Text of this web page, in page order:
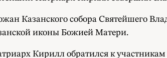
Казанского собора Святейшего
иконы Божией Матери.
Кирилл обратился к